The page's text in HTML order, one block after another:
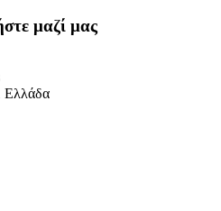
μαζί μας
Ελλάδα